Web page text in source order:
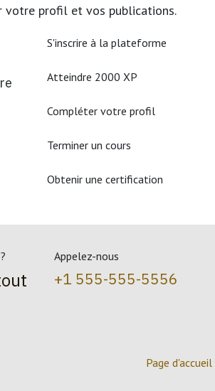
votre profil et vos publications.
S'inscrire à la plateforme
Atteindre 2000 XP
Compléter votre profil
Terminer un cours
Obtenir une certification
Appelez-nous
+1 555-555-5556
Page d'accueil